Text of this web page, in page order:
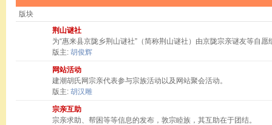
版块
荆山谜社
为“惠来县京陇乡荆山谜社”（简称荆山谜社）由京陇宗亲谜友等自
版主: 胡俊辉
网站活动
建潮胡氏网宗亲代表参与宗族活动以及网站聚会活动。
版主: 胡汉雕
宗亲互助
宗亲求助、帮困等等信息的发布，敦宗睦族，其互助在于团结。